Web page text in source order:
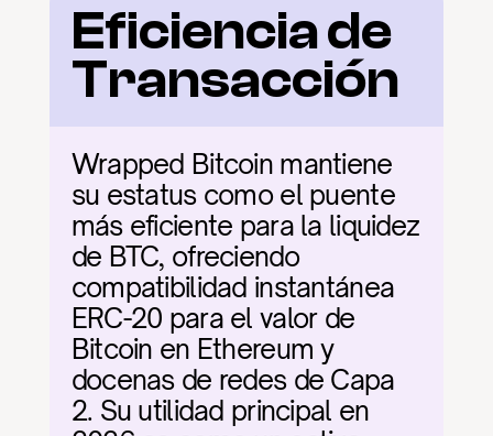
Eficiencia de
Transacción
Wrapped Bitcoin mantiene
su estatus como el puente
más eficiente para la liquidez
de BTC, ofreciendo
compatibilidad instantánea
ERC-20 para el valor de
Bitcoin en Ethereum y
docenas de redes de Capa
2. Su utilidad principal en